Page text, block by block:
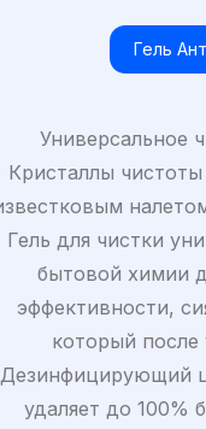
Гель
Универсальное
Кристаллы
Гель для чистки
бытовой химии
эффективности,
который после
Дезинфицирующий
удаляет до 100%